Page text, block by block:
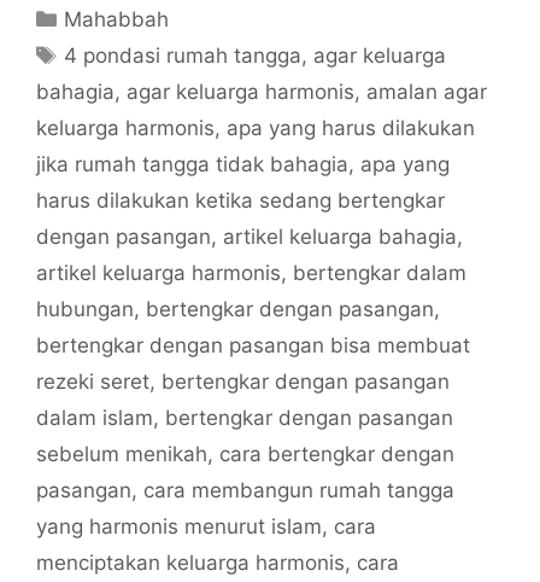
Categories
Mahabbah
Tags
4 pondasi rumah tangga, agar keluarga
bahagia, agar keluarga harmonis, amalan agar
keluarga harmonis, apa yang harus dilakukan
jika rumah tangga tidak bahagia, apa yang
harus dilakukan ketika sedang bertengkar
dengan pasangan, artikel keluarga bahagia,
artikel keluarga harmonis, bertengkar dalam
hubungan, bertengkar dengan pasangan,
bertengkar dengan pasangan bisa membuat
rezeki seret, bertengkar dengan pasangan
dalam islam, bertengkar dengan pasangan
sebelum menikah, cara bertengkar dengan
pasangan, cara membangun rumah tangga
yang harmonis menurut islam, cara
menciptakan keluarga harmonis, cara